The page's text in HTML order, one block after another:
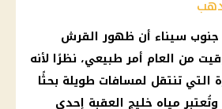
جنوب سيناء أن ظهور القرش
من العام أمر طبيعي، نظرًا لأنه
التي تنتقل لمسافات طويلة بحثًا
مياه خليج العقبة إحدى